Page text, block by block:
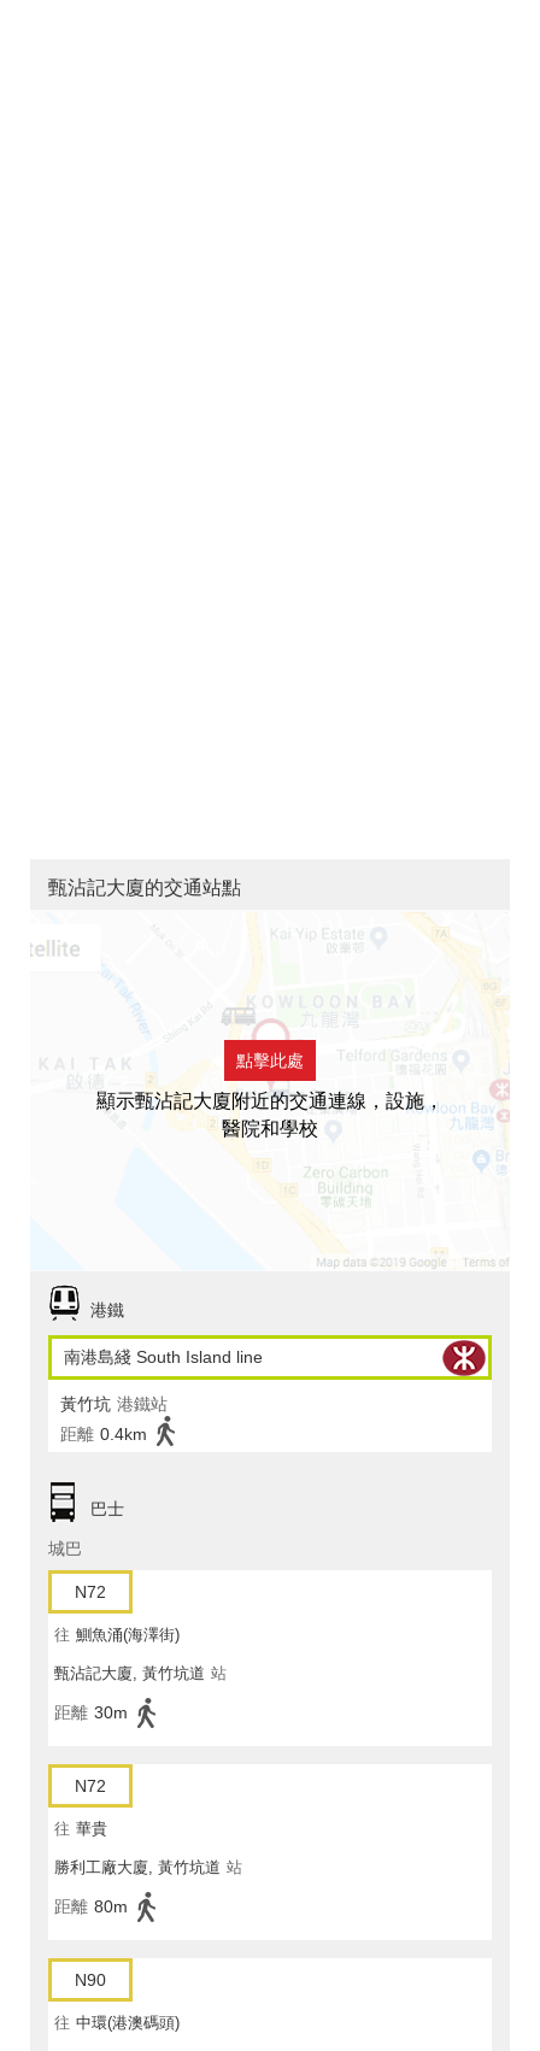
甄沾記大廈的交通站點
點擊此處
顯示甄沾記大廈附近的交通連線，設施，
醫院和學校
港鐵
南港島綫 South Island line
黃竹坑 港鐵站
距離 0.4km
巴士
城巴
N72
往 鰂魚涌(海澤街)
甄沾記大廈, 黃竹坑道 站
距離 30m
N72
往 華貴
勝利工廠大廈, 黃竹坑道 站
距離 80m
N90
往 中環(港澳碼頭)